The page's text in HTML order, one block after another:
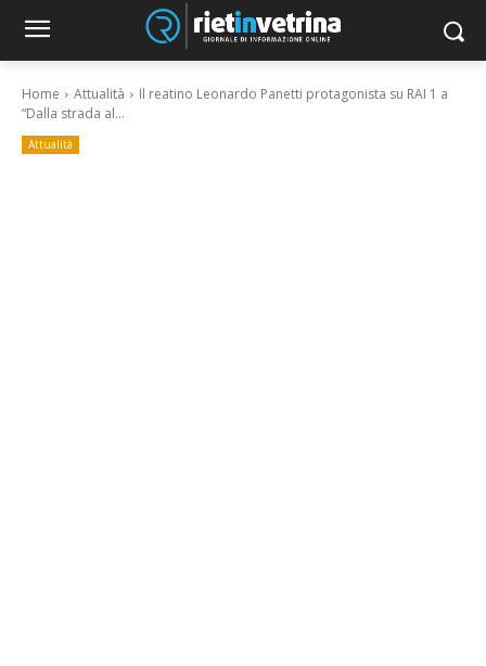
Home Attualità
Il reatino Leonardo Panetti protagonista su RAI 1 a
“Dalla strada al...
Attualità